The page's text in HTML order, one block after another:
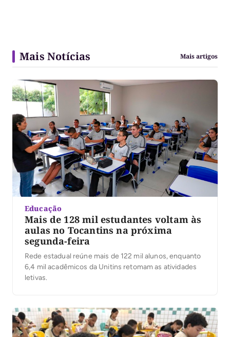
Mais Notícias Mais artigos
Educação
Mais de 128 mil estudantes voltam às
aulas no Tocantins na próxima
segunda-feira
Rede estadual reúne mais de 122 mil alunos, enquanto
6,4 mil acadêmicos da Unitins retomam as atividades
letivas.